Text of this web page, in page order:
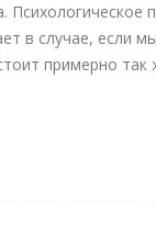
в случае, если
примерно так